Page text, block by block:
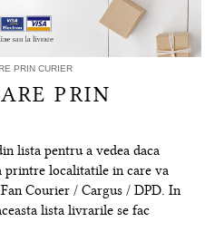
PRIN CURIER
PRIN
lista pentru a vedea daca
printre localitatile in care va
Courier / Cargus / DPD. In
lista livrarile se fac